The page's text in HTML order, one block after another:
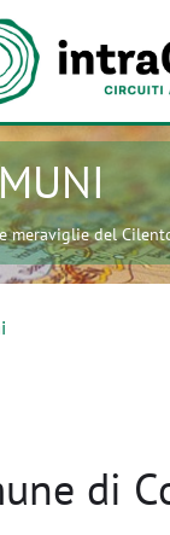
meraviglie del
di